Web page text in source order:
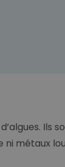
Ils
métaux